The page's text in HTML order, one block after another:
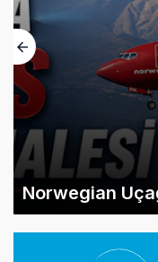
Norwegian